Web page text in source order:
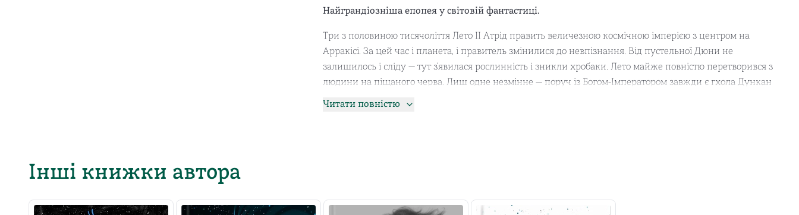
Найграндіозніша епопея у світовій фантастиці.
Три з половиною тисячоліття Лето ІІ Атрід править величезною космічною імперією з центром на
Арракісі. За цей час і планета, і правитель змінилися до невпізнання. Від пустельної Дюни не
залишилось і сліду — тут з’явилася рослинність і зникли хробаки. Лето майже повністю перетворився з
людини на піщаного черва. Лиш одне незмінне — поруч із Богом-Імператором завжди є гхола Дункан
Айдаго. В Імперії назріває небачене протистояння. Величезні сили, накопичені впродовж тривалого
рейтингах навіть «Володаря перснів». Тепер це вже класична, еталонна сага, в якій ідеться про вічну
Читати повністю
Інші книжки автора